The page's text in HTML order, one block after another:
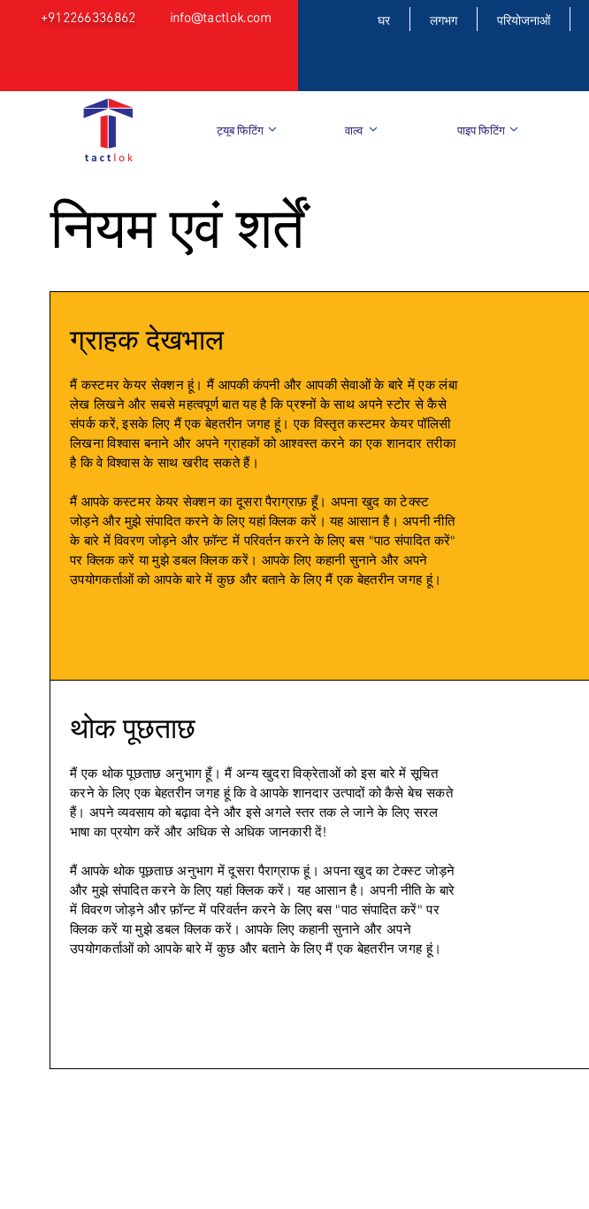
+912266336862 info@tactlok.com घर लगभग परियोजनाओं
ट्यूब फिटिंग वाल्व पाइप फिटिंग
नियम एवं शर्तें
ग्राहक देखभाल
मैं कस्टमर केयर सेक्शन हूं। मैं आपकी कंपनी और आपकी सेवाओं के बारे में एक लंबा
लेख लिखने और सबसे महत्वपूर्ण बात यह है कि प्रश्नों के साथ अपने स्टोर से कैसे
संपर्क करें, इसके लिए मैं एक बेहतरीन जगह हूं। एक विस्तृत कस्टमर केयर पॉलिसी
लिखना विश्वास बनाने और अपने ग्राहकों को आश्वस्त करने का एक शानदार तरीका
है कि वे विश्वास के साथ खरीद सकते हैं।
मैं आपके कस्टमर केयर सेक्शन का दूसरा पैराग्राफ़ हूँ। अपना खुद का टेक्स्ट
जोड़ने और मुझे संपादित करने के लिए यहां क्लिक करें। यह आसान है। अपनी नीति
के बारे में विवरण जोड़ने और फ़ॉन्ट में परिवर्तन करने के लिए बस "पाठ संपादित करें"
पर क्लिक करें या मुझे डबल क्लिक करें। आपके लिए कहानी सुनाने और अपने
उपयोगकर्ताओं को आपके बारे में कुछ और बताने के लिए मैं एक बेहतरीन जगह हूं।
थोक पूछताछ
मैं एक थोक पूछताछ अनुभाग हूँ। मैं अन्य खुदरा विक्रेताओं को इस बारे में सूचित
करने के लिए एक बेहतरीन जगह हूं कि वे आपके शानदार उत्पादों को कैसे बेच सकते
हैं। अपने व्यवसाय को बढ़ावा देने और इसे अगले स्तर तक ले जाने के लिए सरल
भाषा का प्रयोग करें और अधिक से अधिक जानकारी दें!
मैं आपके थोक पूछताछ अनुभाग में दूसरा पैराग्राफ हूं। अपना खुद का टेक्स्ट जोड़ने
और मुझे संपादित करने के लिए यहां क्लिक करें। यह आसान है। अपनी नीति के बारे
में विवरण जोड़ने और फ़ॉन्ट में परिवर्तन करने के लिए बस "पाठ संपादित करें" पर
क्लिक करें या मुझे डबल क्लिक करें। आपके लिए कहानी सुनाने और अपने
उपयोगकर्ताओं को आपके बारे में कुछ और बताने के लिए मैं एक बेहतरीन जगह हूं।